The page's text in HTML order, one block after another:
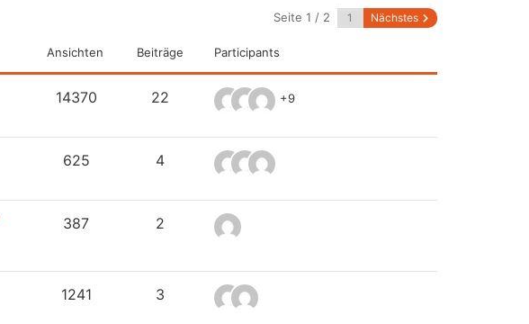
Seite 1 / 2 Nächstes
Ansichten Beiträge Participants
14370 22 +9
625 4
387 2
1241 3